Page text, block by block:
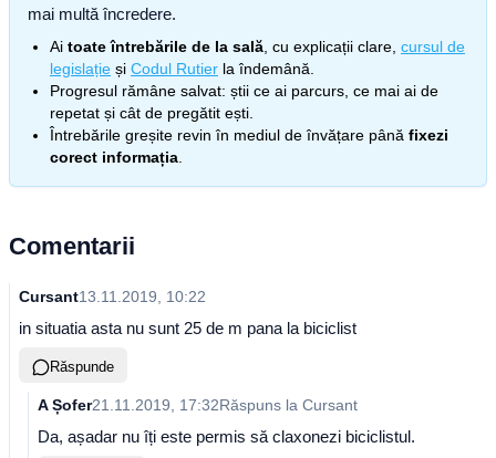
mai multă încredere.
Ai toate întrebările de la sală , cu explicații clare, cursul de
legislație și Codul Rutier la îndemână.
Progresul rămâne salvat: știi ce ai parcurs, ce mai ai de
repetat și cât de pregătit ești.
Întrebările greșite revin în mediul de învățare până fixezi
corect informația
Comentarii
Cursant13.11.2019, 10:22
in situatia asta nu sunt 25 de m pana la biciclist
Răspunde
A Șofer21.11.2019, 17:32Răspuns la Cursant
Da, așadar nu îți este permis să claxonezi biciclistul.